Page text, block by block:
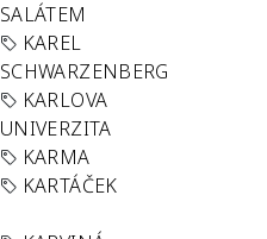
SALÁTEM
KAREL
SCHWARZENBERG
KARLOVA
UNIVERZITA
KARMA
KARTÁČEK